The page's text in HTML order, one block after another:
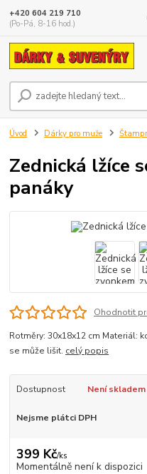
+420 604 219 710
(Po-Pá, 8-16 hod.)
Úvod Dárky pro muže
Zednická lžíce
panáky
Ohodnotit
Rotměry: 30x18x12 cm Materiál:
se může lišit. celý popis
Dostupnost Není skladem
Nejsme plátci DPH
399 Kč/ks
Momentálně není k dispozici